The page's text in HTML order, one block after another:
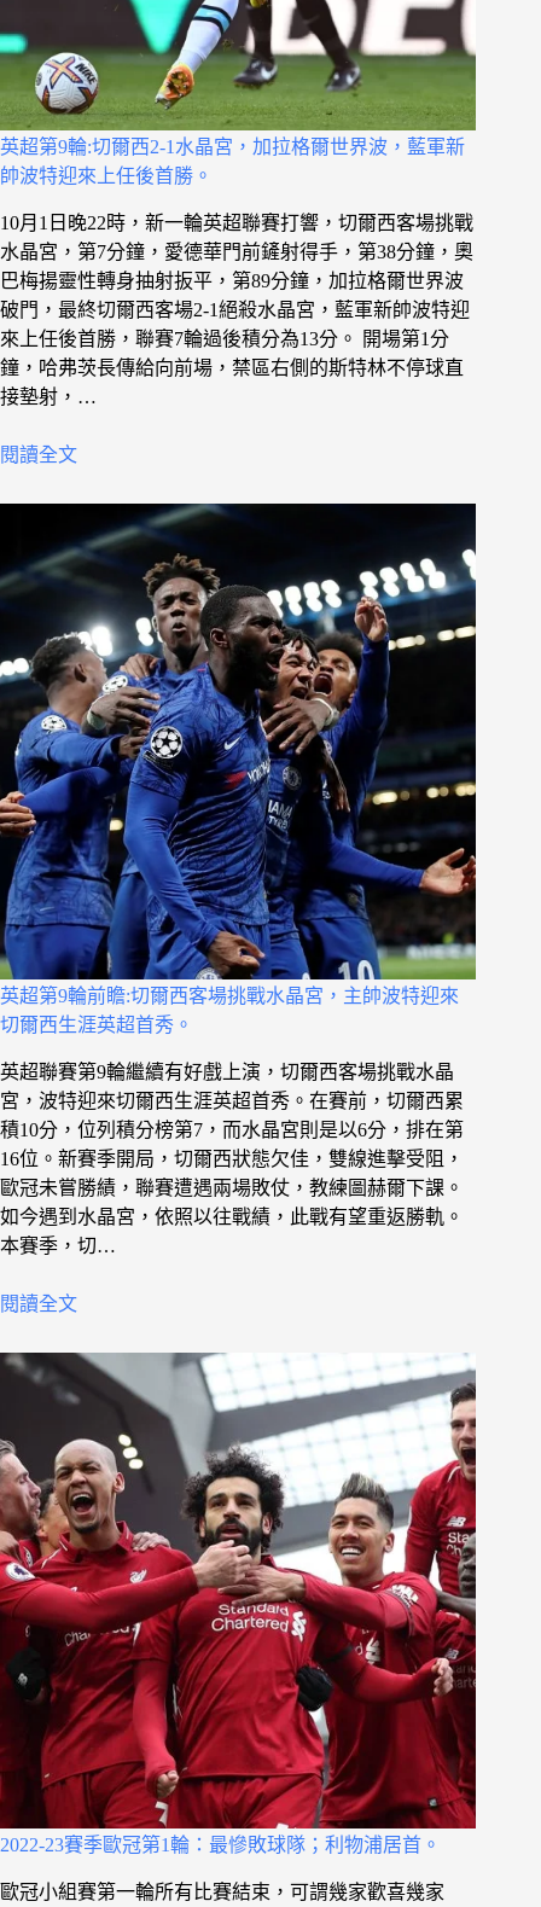
英超第9輪:切爾西2-1水晶宮，加拉格爾世界波，藍軍新
帥波特迎來上任後首勝。
10月1日晚22時，新一輪英超聯賽打響，切爾西客場挑戰
水晶宮，第7分鐘，愛德華門前鏟射得手，第38分鐘，奧
巴梅揚靈性轉身抽射扳平，第89分鐘，加拉格爾世界波
破門，最終切爾西客場2-1絕殺水晶宮，藍軍新帥波特迎
來上任後首勝，聯賽7輪過後積分為13分。 開場第1分
鐘，哈弗茨長傳給向前場，禁區右側的斯特林不停球直
接墊射，…
閱讀全文
英超第9輪前瞻:切爾西客場挑戰水晶宮，主帥波特迎來
切爾西生涯英超首秀。
英超聯賽第9輪繼續有好戲上演，切爾西客場挑戰水晶
宮，波特迎來切爾西生涯英超首秀。在賽前，切爾西累
積10分，位列積分榜第7，而水晶宮則是以6分，排在第
16位。新賽季開局，切爾西狀態欠佳，雙線進擊受阻，
歐冠未嘗勝績，聯賽遭遇兩場敗仗，教練圖赫爾下課。
如今遇到水晶宮，依照以往戰績，此戰有望重返勝軌。
本賽季，切…
閱讀全文
2022-23賽季歐冠第1輪：最慘敗球隊；利物浦居首。
歐冠小組賽第一輪所有比賽結束，可謂幾家歡喜幾家